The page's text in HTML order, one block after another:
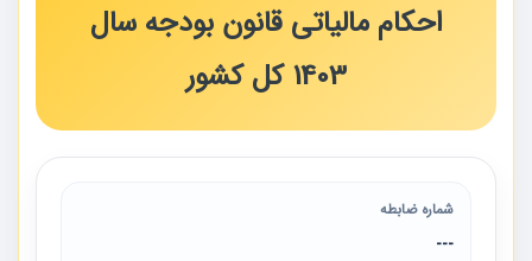
احکام مالیاتی قانون بودجه سال
1403 کل کشور
شماره ضابطه
---